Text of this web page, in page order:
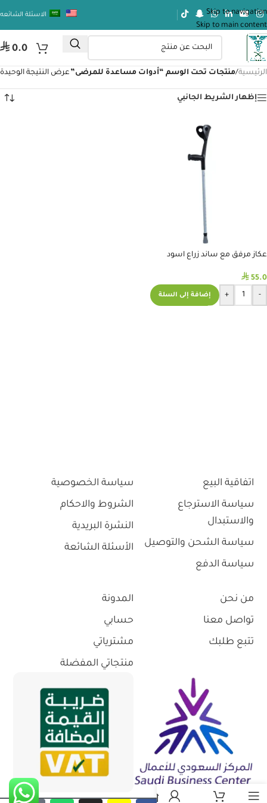
Skip to navigation
Skip to main content
الاسئلة الشائعه
⃁ 0.0
الرئيسية/منتجات تحت الوسم “أدوات مساعدة للمرضى” عرض النتيجة الوحيدة
إظهار الشريط الجانبي
عكاز مرفق مع ساند زراع اسود
⃁ 55.0
-
+ إضافة إلى السلة
اتفاقية البيع
سياسة الاسترجاع
والاستبدال
سياسة الشحن والتوصيل
سياسة الدفع
سياسة الخصوصية
الشروط والاحكام
النشرة البريدية
الأسئلة الشائعة
من نحن
تواصل معنا
تتبع طلبك
المدونة
حسابي
مشترياتي
منتجاتي المفضلة